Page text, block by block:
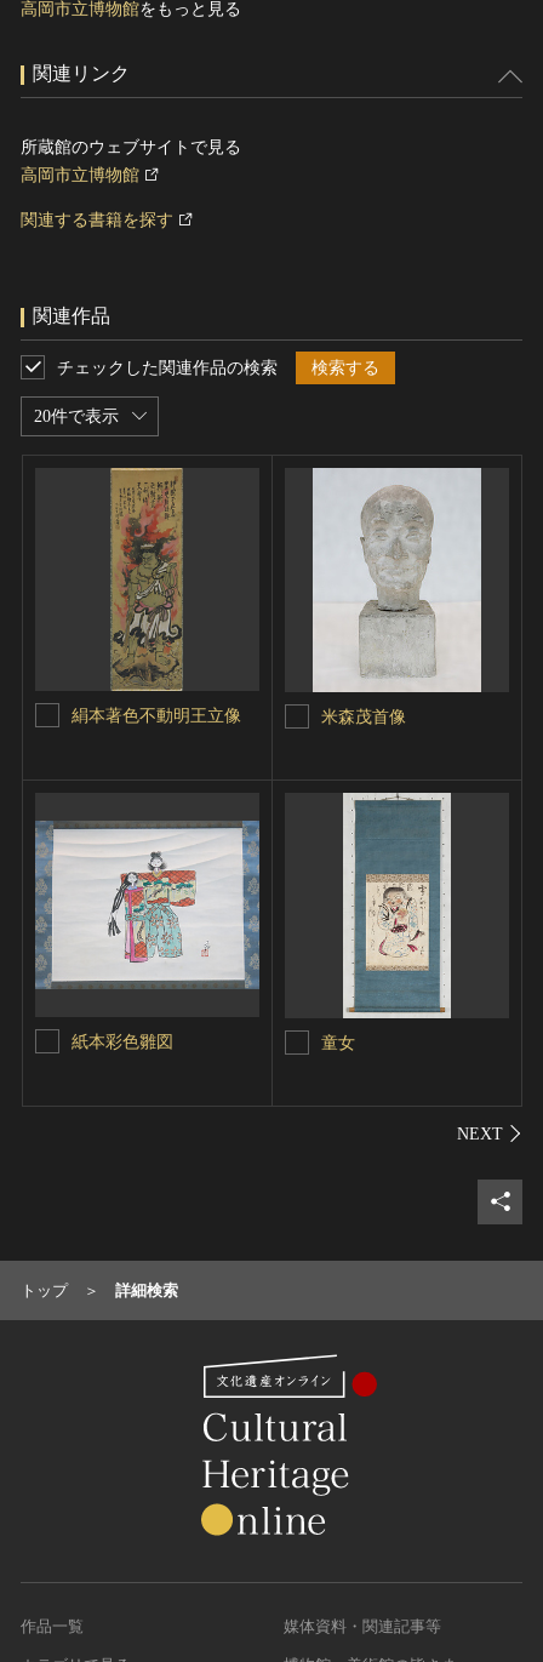
高岡市立博物館をもっと見る
関連リンク
所蔵館のウェブサイトで見る
高岡市立博物館
関連する書籍を探す
関連作品
20件で表示
チェックした関連作品の検索 検索する
絹本著色不動明王立像 米森茂首像
紙本彩色雛図 童女
シェ
トップ 詳細検索
作品一覧 媒体資料・関連記事等